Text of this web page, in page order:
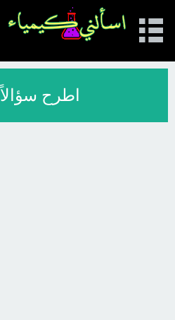
اطرح سؤالاً